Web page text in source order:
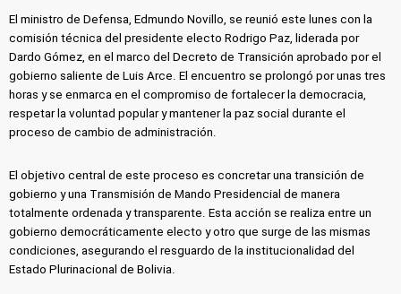
El ministro de Defensa, Edmundo Novillo, se reunió este lunes con la
comisión técnica del presidente electo Rodrigo Paz, liderada por
Dardo Gómez, en el marco del Decreto de Transición aprobado por el
gobierno saliente de Luis Arce. El encuentro se prolongó por unas tres
horas y se enmarca en el compromiso de fortalecer la democracia,
respetar la voluntad popular y mantener la paz social durante el
proceso de cambio de administración.
El objetivo central de este proceso es concretar una transición de
gobierno y una Transmisión de Mando Presidencial de manera
totalmente ordenada y transparente. Esta acción se realiza entre un
gobierno democráticamente electo y otro que surge de las mismas
condiciones, asegurando el resguardo de la institucionalidad del
Estado Plurinacional de Bolivia.